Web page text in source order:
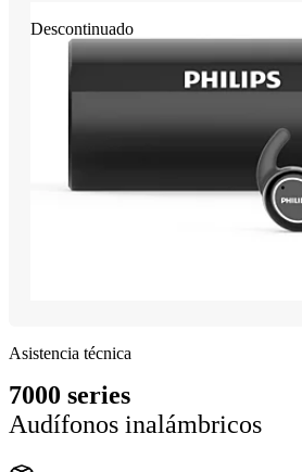
Descontinuado
Asistencia técnica
7000 series
Audífonos inalámbricos